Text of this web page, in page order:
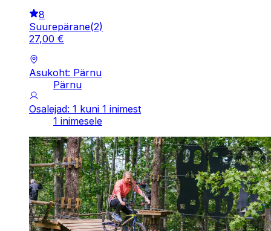
8
Suurepärane(2)
27,00 €
Asukoht: Pärnu
Pärnu
Osalejad: 1 kuni 1 inimest
1 inimesele